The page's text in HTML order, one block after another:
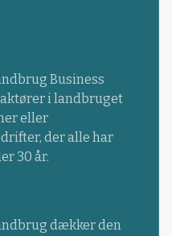
Business
i landbruget
eller
der alle har
30 år.
dækker den